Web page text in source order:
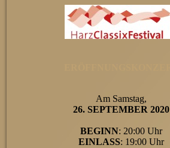
Am Samstag,
26. SEPTEMBER 2020
BEGINN: 20:00 Uhr
EINLASS: 19:00 Uhr